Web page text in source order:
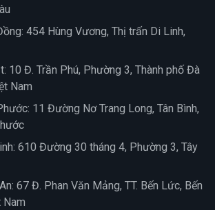
454 Hùng Vương, Thị trấn Di Linh,
10 Đ. Trần Phú, Phường 3, Thành phố Đà
Nam
11 Đường Nơ Trang Long, Tân Bình,
610 Đường 30 tháng 4, Phường 3, Tây
67 Đ. Phan Văn Mảng, TT. Bến Lức, Bến
Nam